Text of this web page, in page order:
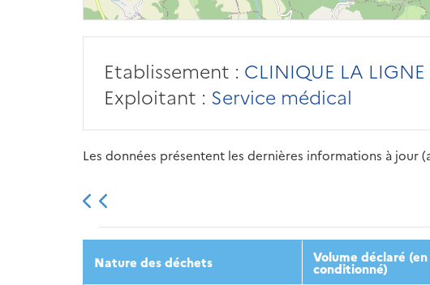
Etablissement : CLINIQUE LA LIGNE
Exploitant : Service médical
Les données présentent les dernières informations à jour
2013 2014 2015 2016
Nature des déchets Volume déclaré
conditionné)